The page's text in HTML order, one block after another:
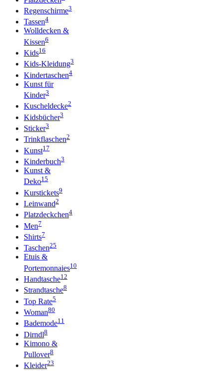
Regenschirme3
Tassen4
Wolldecken &
Kissen6
Kids16
Kids-Kleidung3
Kindertaschen4
Kunst für
Kinder3
Kuscheldecke2
Kidsbücher3
Sticker3
Trinkflaschen2
Kunst17
Kinderbuch3
Kunst &
Deko15
Kurstickets9
Leinwand2
Platzdeckchen4
Men7
Shirts7
Taschen25
Etuis &
Portemonnaies10
Handtasche12
Strandtasche8
Top Rate5
Woman80
Bademode11
Dirndl8
Kimono &
Pullover8
Kleider23